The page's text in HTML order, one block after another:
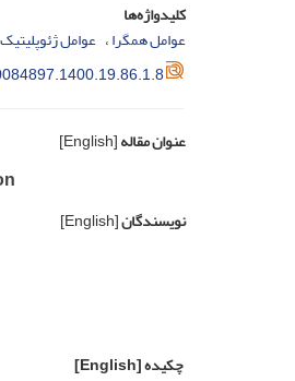
کلیدواژه‌ها
عوامل همگرا عوامل ژئوپلیتیک
عنوان مقاله[English]
نویسندگان[English]
چکیده[English]